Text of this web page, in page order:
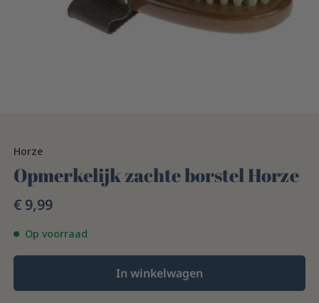
Horze
Opmerkelijk zachte borstel Horze
€ 9,99
Op voorraad
In winkelwagen